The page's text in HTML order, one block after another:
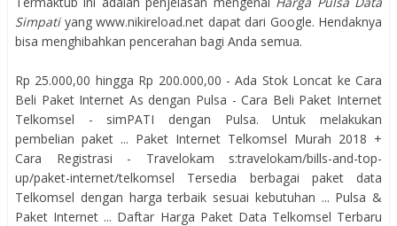
Simpati yang www.nikireload.net dapat dari Google. Hendaknya
bisa menghibahkan pencerahan bagi Anda semua.
Rp 25.000,00 hingga Rp 200.000,00 - ‎Ada Stok Loncat ke Cara
Beli Paket Internet As dengan Pulsa - Cara Beli Paket Internet
Telkomsel - simPATI dengan Pulsa. Untuk melakukan
pembelian paket ... Paket Internet Telkomsel Murah 2018 +
Cara Registrasi - Travelokam s:travelokam/bills-and-top-
up/paket-internet/telkomsel Tersedia berbagai paket data
Telkomsel dengan harga terbaik sesuai kebutuhan ... Pulsa &
Paket Internet ... Daftar Harga Paket Data Telkomsel Terbaru